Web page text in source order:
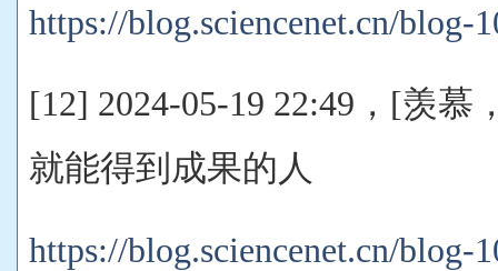
https://blog.sciencenet.cn/blog-
[12] 2024-05-19 22:49，[羡
就能得到成果的人
https://blog.sciencenet.cn/blog-